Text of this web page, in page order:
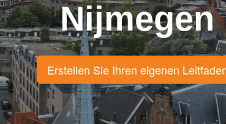
Nijmegen
Erstellen Sie Ihren eigenen